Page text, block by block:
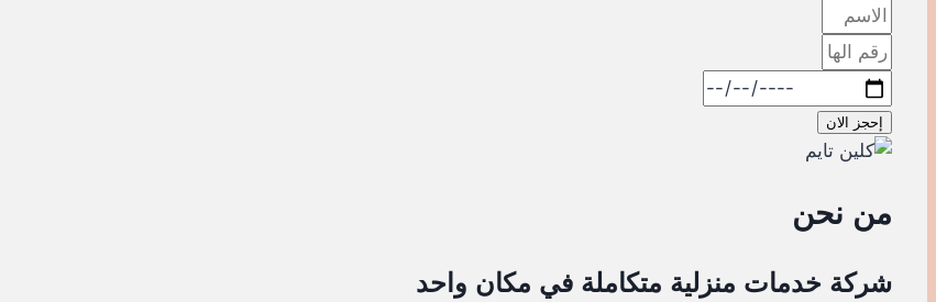
إحجز الان
من نحن
شركة خدمات منزلية متكاملة في مكان واحد